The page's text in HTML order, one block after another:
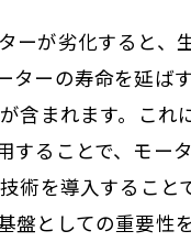
ーが劣化すると、
ターの寿命を延ば
まれます。これに
することで、モー
術を導入すること
盤としての重要性